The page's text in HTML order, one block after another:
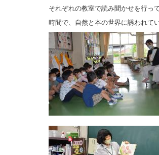
それぞれの教室で読み聞かせを行っ
時間で、自然と本の世界に誘われて